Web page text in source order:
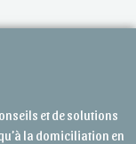
et de solutions
la domiciliation en